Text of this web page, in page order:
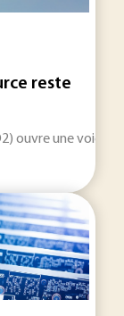
reste
ouvre une voie